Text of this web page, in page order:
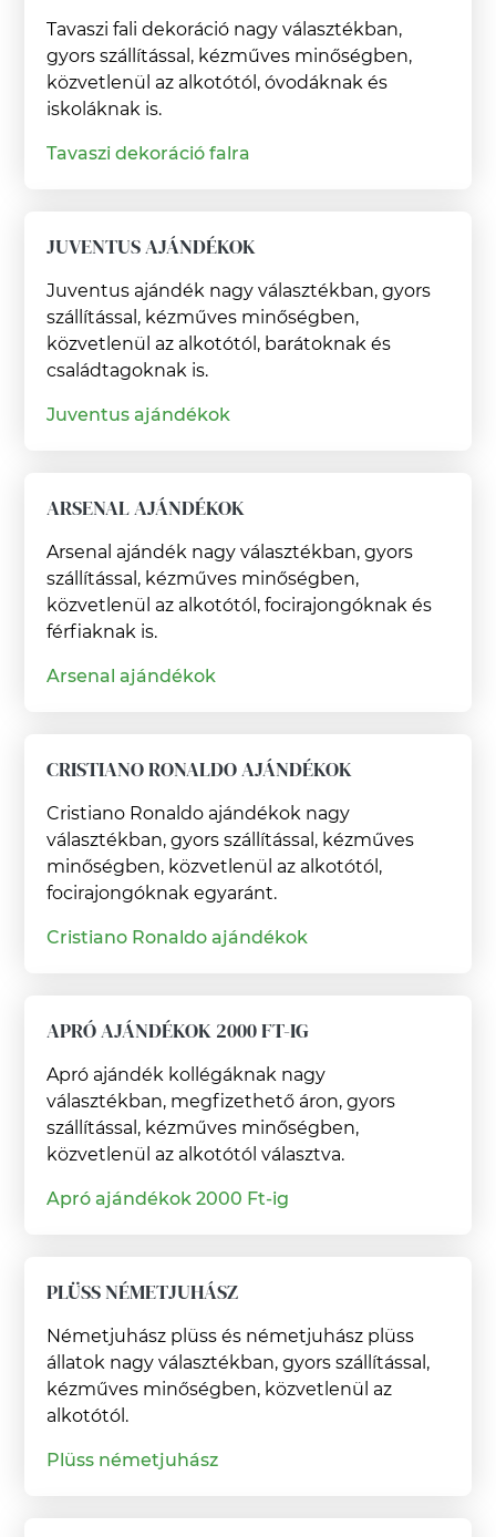
Tavaszi fali dekoráció nagy választékban,
gyors szállítással, kézműves minőségben,
közvetlenül az alkotótól, óvodáknak és
iskoláknak is.
Tavaszi dekoráció falra
JUVENTUS AJÁNDÉKOK
Juventus ajándék nagy választékban, gyors
szállítással, kézműves minőségben,
közvetlenül az alkotótól, barátoknak és
családtagoknak is.
Juventus ajándékok
ARSENAL AJÁNDÉKOK
Arsenal ajándék nagy választékban, gyors
szállítással, kézműves minőségben,
közvetlenül az alkotótól, focirajongóknak és
férfiaknak is.
Arsenal ajándékok
CRISTIANO RONALDO AJÁNDÉKOK
Cristiano Ronaldo ajándékok nagy
választékban, gyors szállítással, kézműves
minőségben, közvetlenül az alkotótól,
focirajongóknak egyaránt.
Cristiano Ronaldo ajándékok
APRÓ AJÁNDÉKOK 2000 FT-IG
Apró ajándék kollégáknak nagy
választékban, megfizethető áron, gyors
szállítással, kézműves minőségben,
közvetlenül az alkotótól választva.
Apró ajándékok 2000 Ft-ig
PLÜSS NÉMETJUHÁSZ
Németjuhász plüss és németjuhász plüss
állatok nagy választékban, gyors szállítással,
kézműves minőségben, közvetlenül az
alkotótól.
Plüss németjuhász